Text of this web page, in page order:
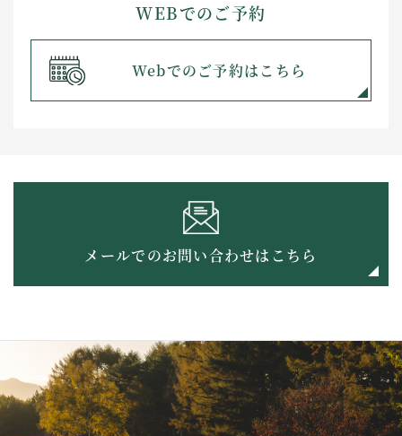
WEBでのご予約
Webでのご予約はこちら
メールでのお問い合わせはこちら